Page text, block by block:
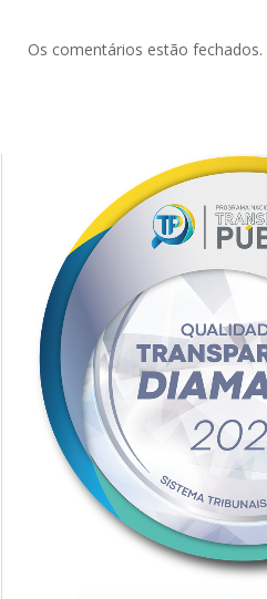
Os comentários estão fechados.